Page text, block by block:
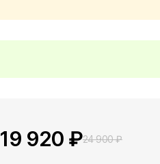
19 920 ₽24 900 ₽